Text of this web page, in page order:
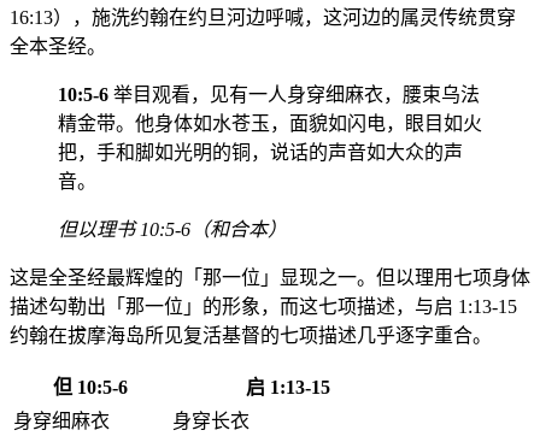
16:13），施洗约翰在约旦河边呼喊，这河边的属灵传统贯穿
全本圣经。
10:5-6 举目观看，见有一人身穿细麻衣，腰束乌法
精金带。他身体如水苍玉，面貌如闪电，眼目如火
把，手和脚如光明的铜，说话的声音如大众的声
音。
但以理书 10:5-6（和合本）
这是全圣经最辉煌的「那一位」显现之一。但以理用七项身体
描述勾勒出「那一位」的形象，而这七项描述，与启 1:13-15
约翰在拔摩海岛所见复活基督的七项描述几乎逐字重合。
但 10:5-6
启 1:13-15
身穿细麻衣
身穿长衣